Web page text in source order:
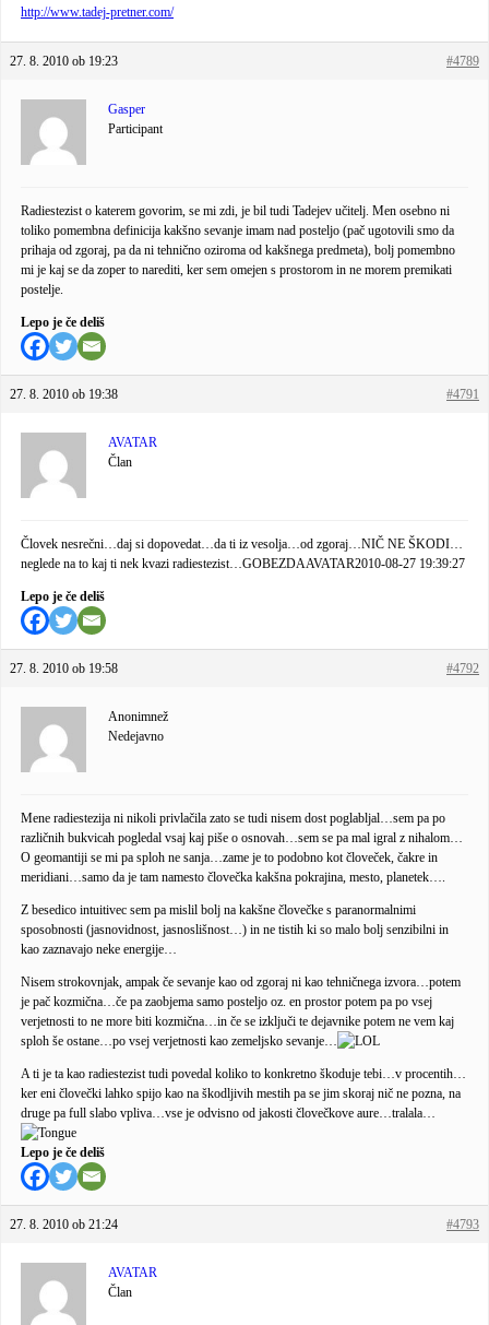
http://www.tadej-pretner.com/
27. 8. 2010 ob 19:23 #4789
Gasper
Participant
Radiestezist o katerem govorim, se mi zdi, je bil tudi Tadejev učitelj. Men osebno ni
toliko pomembna definicija kakšno sevanje imam nad posteljo (pač ugotovili smo da
prihaja od zgoraj, pa da ni tehnično oziroma od kakšnega predmeta), bolj pomembno
mi je kaj se da zoper to narediti, ker sem omejen s prostorom in ne morem premikati
postelje.
Lepo je če deliš
27. 8. 2010 ob 19:38 #4791
AVATAR
Član
Človek nesrečni…daj si dopovedat…da ti iz vesolja…od zgoraj…NIČ NE ŠKODI…
neglede na to kaj ti nek kvazi radiestezist…GOBEZDAAVATAR2010-08-27 19:39:27
Lepo je če deliš
27. 8. 2010 ob 19:58 #4792
Anonimnež
Nedejavno
Mene radiestezija ni nikoli privlačila zato se tudi nisem dost poglabljal…sem pa po
različnih bukvicah pogledal vsaj kaj piše o osnovah…sem se pa mal igral z nihalom…
O geomantiji se mi pa sploh ne sanja…zame je to podobno kot človeček, čakre in
meridiani…samo da je tam namesto človečka kakšna pokrajina, mesto, planetek….
Z besedico intuitivec sem pa mislil bolj na kakšne človečke s paranormalnimi
sposobnosti (jasnovidnost, jasnoslišnost…) in ne tistih ki so malo bolj senzibilni in
kao zaznavajo neke energije…
Nisem strokovnjak, ampak če sevanje kao od zgoraj ni kao tehničnega izvora…potem
je pač kozmična…če pa zaobjema samo posteljo oz. en prostor potem pa po vsej
verjetnosti to ne more biti kozmična…in če se izključi te dejavnike potem ne vem kaj
sploh še ostane…po vsej verjetnosti kao zemeljsko sevanje…
A ti je ta kao radiestezist tudi povedal koliko to konkretno škoduje tebi…v procentih…
ker eni človečki lahko spijo kao na škodljivih mestih pa se jim skoraj nič ne pozna, na
druge pa full slabo vpliva…vse je odvisno od jakosti človečkove aure…tralala…
Lepo je če deliš
27. 8. 2010 ob 21:24 #4793
AVATAR
Član